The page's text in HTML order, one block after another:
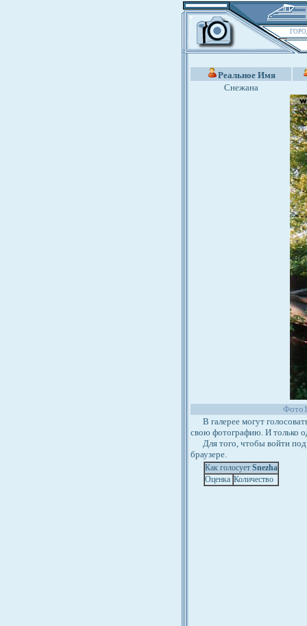
Реальное Имя
Снежана
Фото1
В галерее могут
свою фотографию. И только
Для того, чтобы войти под
браузере.
Как голосует Snezha
Оценка Количество